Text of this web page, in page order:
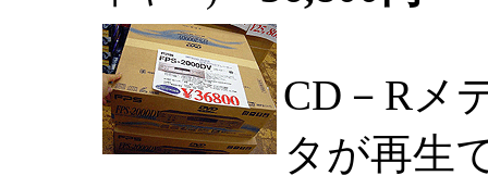
CD－Rメ
タが再生